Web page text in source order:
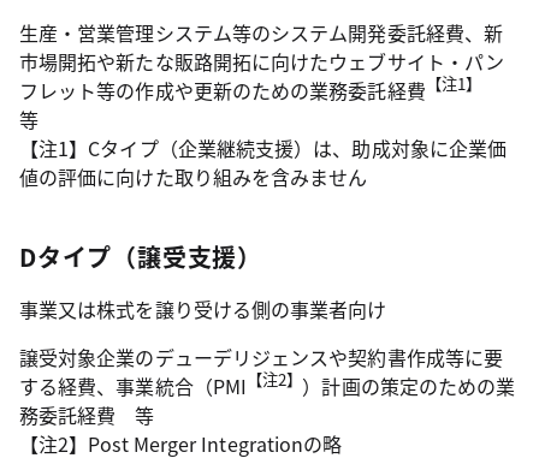
生産・営業管理システム等のシステム開発委託経費、新
市場開拓や新たな販路開拓に向けたウェブサイト・パン
フレット等の作成や更新のための業務委託経費 【注1】
等
【注1】Cタイプ（企業継続支援）は、助成対象に企業価
値の評価に向けた取り組みを含みません
Dタイプ（譲受支援）
事業又は株式を譲り受ける側の事業者向け
譲受対象企業のデューデリジェンスや契約書作成等に要
する経費、事業統合（PMI 【注2】 ）計画の策定のための業
務委託経費 等
【注2】Post Merger Integrationの略